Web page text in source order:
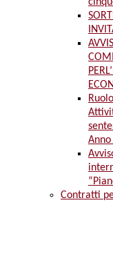
Contratti